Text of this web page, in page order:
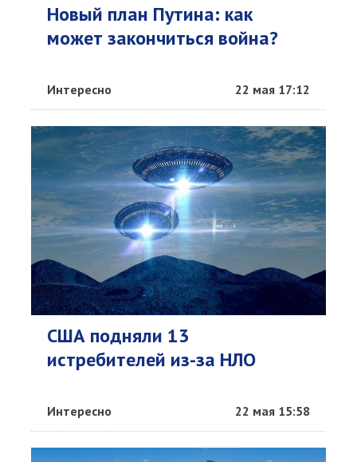
Новый план Путина: как
может закончиться война?
Интересно 22 мая 17:12
США подняли 13
истребителей из-за НЛО
Интересно 22 мая 15:58